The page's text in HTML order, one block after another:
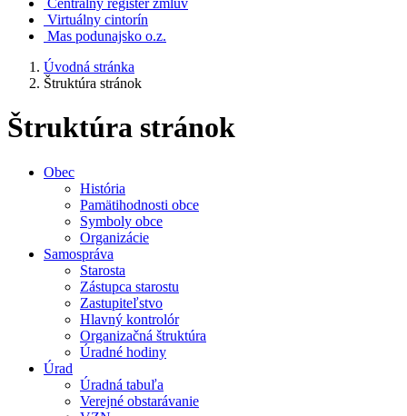
Centrálny register zmlúv
Virtuálny cintorín
Mas podunajsko o.z.
Úvodná stránka
Štruktúra stránok
Štruktúra stránok
Obec
História
Pamätihodnosti obce
Symboly obce
Organizácie
Samospráva
Starosta
Zástupca starostu
Zastupiteľstvo
Hlavný kontrolór
Organizačná štruktúra
Úradné hodiny
Úrad
Úradná tabuľa
Verejné obstarávanie